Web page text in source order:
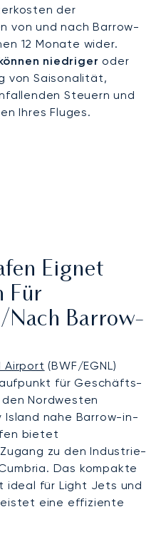
der
von und nach Barrow-
12 Monate wider.
niedriger oder
von Saisonalität,
Steuern und
Ihres Fluges.
Eignet
Für
nach Barrow-
Airport (BWF/EGNL)
für Geschäfts-
Nordwesten
Island nahe Barrow-in-
bietet
zu den Industrie-
Das kompakte
ideal für Light Jets und
eine effiziente